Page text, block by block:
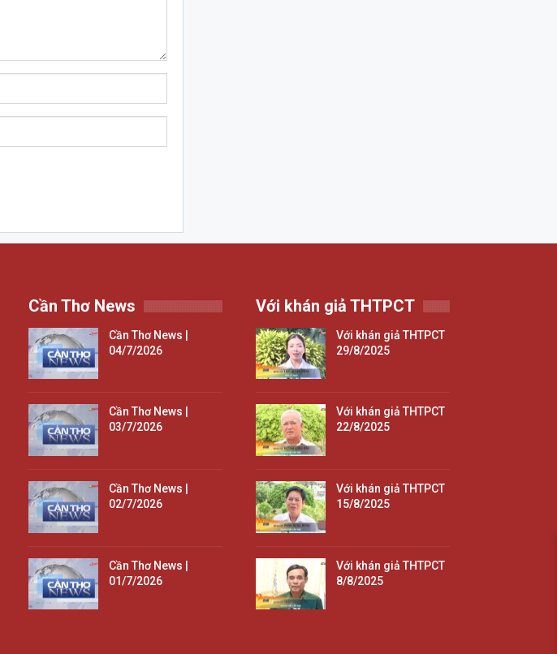
Cần Thơ News
Cần Thơ News |
04/7/2026
Cần Thơ News |
03/7/2026
Cần Thơ News |
02/7/2026
Cần Thơ News |
01/7/2026
Với khán giả THTPCT
Với khán giả THTPCT
29/8/2025
Với khán giả THTPCT
22/8/2025
Với khán giả THTPCT
15/8/2025
Với khán giả THTPCT
8/8/2025